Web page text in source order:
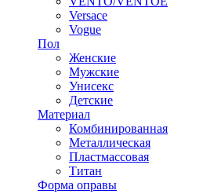
Versace
Vogue
Пол
Женские
Мужские
Унисекс
Детские
Материал
Комбинированная
Металлическая
Пластмассовая
Титан
Форма оправы